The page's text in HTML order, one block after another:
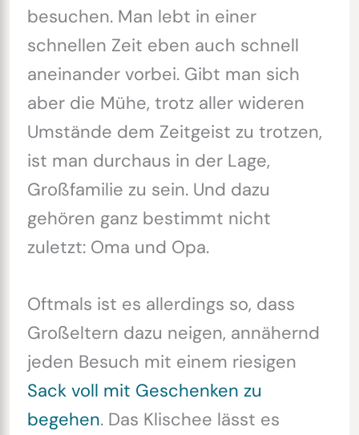
besuchen. Man lebt in einer
schnellen Zeit eben auch schnell
aneinander vorbei. Gibt man sich
aber die Mühe, trotz aller wideren
Umstände dem Zeitgeist zu trotzen,
ist man durchaus in der Lage,
Großfamilie zu sein. Und dazu
gehören ganz bestimmt nicht
zuletzt: Oma und Opa.
Oftmals ist es allerdings so, dass
Großeltern dazu neigen, annähernd
jeden Besuch mit einem riesigen
Sack voll mit Geschenken zu
begehen. Das Klischee lässt es